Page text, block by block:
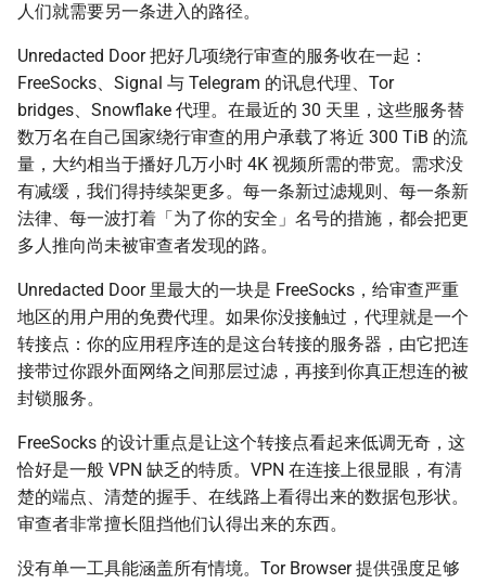
人们就需要另一条进入的路径。
Unredacted Door 把好几项绕行审查的服务收在一起：
FreeSocks、Signal 与 Telegram 的讯息代理、Tor
bridges、Snowflake 代理。在最近的 30 天里，这些服务替
数万名在自己国家绕行审查的用户承载了将近 300 TiB 的流
量，大约相当于播好几万小时 4K 视频所需的带宽。需求没
有减缓，我们得持续架更多。每一条新过滤规则、每一条新
法律、每一波打着「为了你的安全」名号的措施，都会把更
多人推向尚未被审查者发现的路。
Unredacted Door 里最大的一块是 FreeSocks，给审查严重
地区的用户用的免费代理。如果你没接触过，代理就是一个
转接点：你的应用程序连的是这台转接的服务器，由它把连
接带过你跟外面网络之间那层过滤，再接到你真正想连的被
封锁服务。
FreeSocks 的设计重点是让这个转接点看起来低调无奇，这
恰好是一般 VPN 缺乏的特质。VPN 在连接上很显眼，有清
楚的端点、清楚的握手、在线路上看得出来的数据包形状。
审查者非常擅长阻挡他们认得出来的东西。
没有单一工具能涵盖所有情境。Tor Browser 提供强度足够